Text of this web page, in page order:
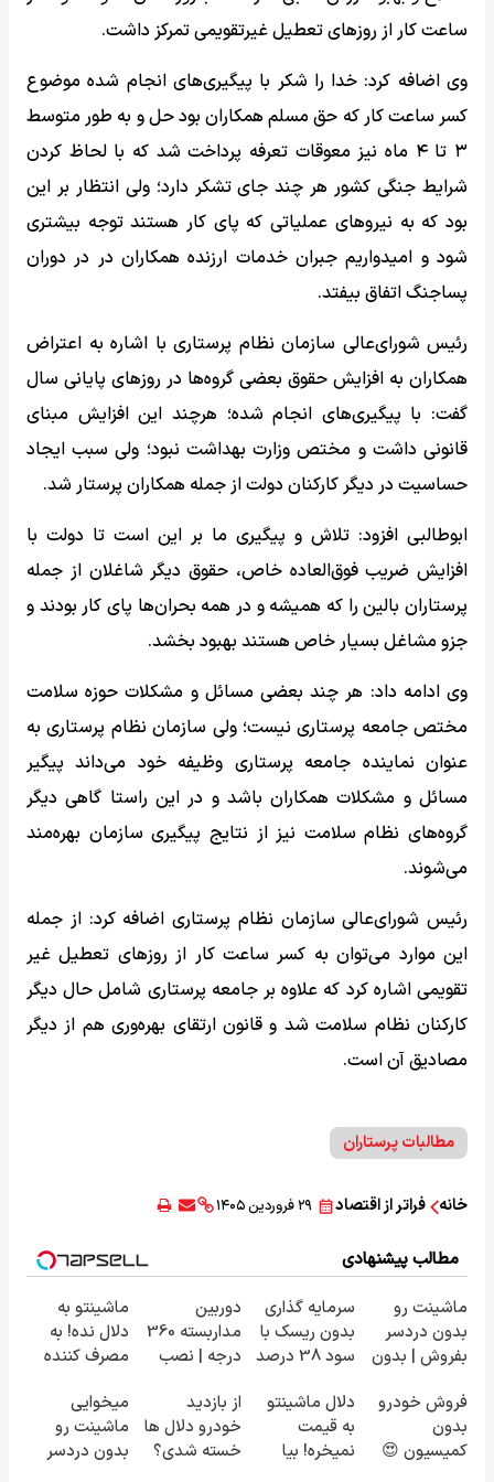
ساعت کار از روزهای تعطیل غیرتقویمی تمرکز داشت.
وی اضافه کرد: خدا را شکر با پیگیری‌های انجام شده موضوع
کسر ساعت کار که حق مسلم همکاران بود حل و به‌ طور متوسط
۳ تا ۴ ماه نیز معوقات تعرفه پرداخت شد که با لحاظ کردن
شرایط جنگی کشور هر چند جای تشکر دارد؛ ولی انتظار بر این
بود که به نیروهای عملیاتی که پای کار هستند توجه بیشتری
شود و امیدواریم جبران خدمات ارزنده همکاران در در دوران
پساجنگ اتفاق بیفتد.
رئیس شورای‌عالی سازمان نظام پرستاری با اشاره به اعتراض
همکاران به افزایش حقوق بعضی گروه‌ها در روزهای پایانی سال
گفت: با پیگیری‌های انجام شده؛ هرچند این افزایش مبنای
قانونی داشت و مختص وزارت بهداشت نبود؛ ولی سبب ایجاد
حساسیت در دیگر کارکنان دولت از جمله همکاران پرستار شد.
ابوطالبی افزود: تلاش و پیگیری ما بر این است تا دولت با
افزایش ضریب فوق‌العاده خاص، حقوق دیگر شاغلان از جمله
پرستاران بالین را که همیشه و در همه بحران‌ها پای کار بودند و
جزو مشاغل بسیار خاص هستند بهبود بخشد.
وی ادامه داد: هر چند بعضی مسائل و مشکلات حوزه سلامت
مختص جامعه پرستاری نیست؛ ولی سازمان نظام پرستاری به‌
عنوان نماینده جامعه پرستاری وظیفه خود می‌داند پیگیر
مسائل و مشکلات همکاران باشد و در این راستا گاهی دیگر
گروه‌های نظام سلامت نیز از نتایج پیگیری سازمان بهره‌مند
می‌شوند.
رئیس شورای‌عالی سازمان نظام پرستاری اضافه کرد: از جمله
این موارد می‌توان به کسر ساعت کار از روزهای تعطیل غیر
تقویمی اشاره کرد که علاوه بر جامعه پرستاری شامل حال دیگر
کارکنان نظام سلامت شد و قانون ارتقای بهره‌وری هم از دیگر
مصادیق آن است.
مطالبات پرستاران
خانه فراتر از اقتصاد ۲۹ فروردین ۱۴۰۵
مطالب پیشنهادی
ماشینت رو
بدون دردسر
بفروش | بدون
سرمایه گذاری
بدون ریسک با
سود 38 درصد
دوربین
مداربسته 360
درجه | نصب
ماشینتو به
دلال نده! به
مصرف کننده
پاسخ به یک
تماس
فروش خودرو
بدون
کمیسیون 😍
دلال ماشینتو
به قیمت
نمیخره! بیا
از بازدید
خودرو دلال ها
خسته شدی؟
میخوایی
ماشینت رو
بدون دردسر